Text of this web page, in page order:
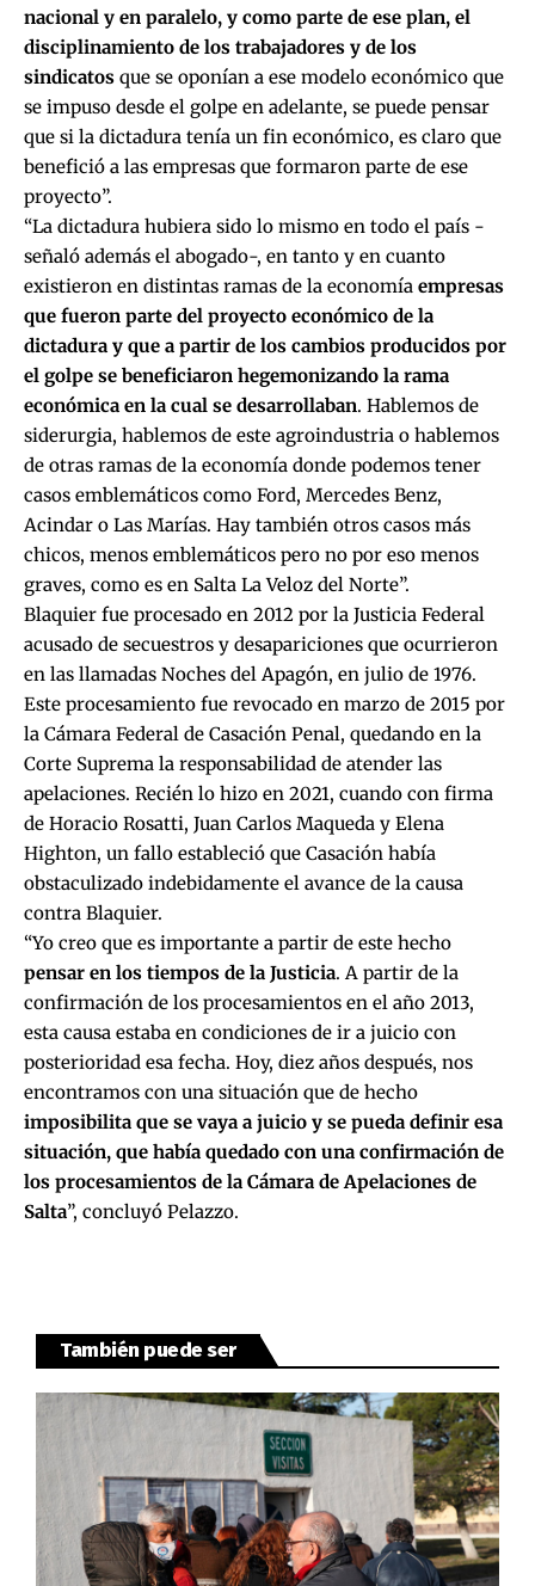
nacional y en paralelo, y como parte de ese plan, el
disciplinamiento de los trabajadores y de los
sindicatos que se oponían a ese modelo económico que
se impuso desde el golpe en adelante, se puede pensar
que si la dictadura tenía un fin económico, es claro que
benefició a las empresas que formaron parte de ese
proyecto”.
“La dictadura hubiera sido lo mismo en todo el país -
señaló además el abogado-, en tanto y en cuanto
existieron en distintas ramas de la economía empresas
que fueron parte del proyecto económico de la
dictadura y que a partir de los cambios producidos por
el golpe se beneficiaron hegemonizando la rama
económica en la cual se desarrollaban. Hablemos de
siderurgia, hablemos de este agroindustria o hablemos
de otras ramas de la economía donde podemos tener
casos emblemáticos como Ford, Mercedes Benz,
Acindar o Las Marías. Hay también otros casos más
chicos, menos emblemáticos pero no por eso menos
graves, como es en Salta La Veloz del Norte”.
Blaquier fue procesado en 2012 por la Justicia Federal
acusado de secuestros y desapariciones que ocurrieron
en las llamadas Noches del Apagón, en julio de 1976.
Este procesamiento fue revocado en marzo de 2015 por
la Cámara Federal de Casación Penal, quedando en la
Corte Suprema la responsabilidad de atender las
apelaciones. Recién lo hizo en 2021, cuando con firma
de Horacio Rosatti, Juan Carlos Maqueda y Elena
Highton, un fallo estableció que Casación había
obstaculizado indebidamente el avance de la causa
contra Blaquier.
“Yo creo que es importante a partir de este hecho
pensar en los tiempos de la Justicia. A partir de la
confirmación de los procesamientos en el año 2013,
esta causa estaba en condiciones de ir a juicio con
posterioridad esa fecha. Hoy, diez años después, nos
encontramos con una situación que de hecho
imposibilita que se vaya a juicio y se pueda definir esa
situación, que había quedado con una confirmación de
los procesamientos de la Cámara de Apelaciones de
Salta”, concluyó Pelazzo.
También puede ser